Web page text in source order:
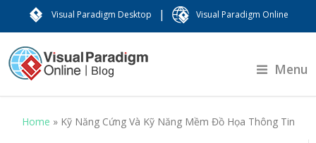
Visual Paradigm Desktop | Visual Paradigm Online
Menu
Home » Kỹ Năng Cứng Và Kỹ Năng Mềm Đồ Họa Thông Tin